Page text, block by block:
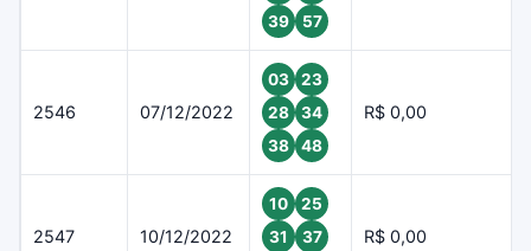
39
57
2546 07/12/2022
03
23
28
34
38
48
R$ 0,00
2547 10/12/2022
10
25
31
37
R$ 0,00